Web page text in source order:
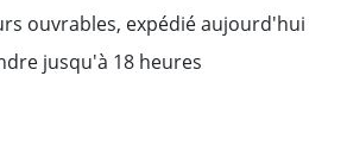
ouvrables, expédié aujourd'hui
jusqu'à 18 heures